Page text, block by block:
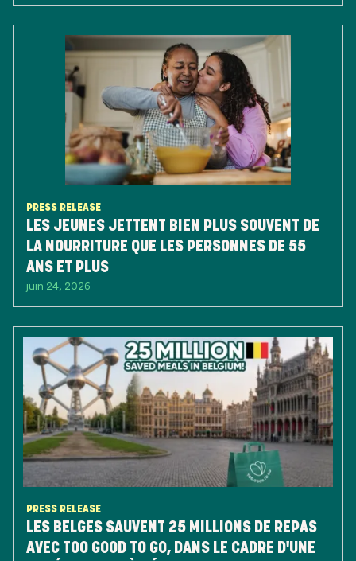
PRESS RELEASE
LES JEUNES JETTENT BIEN PLUS SOUVENT DE
LA NOURRITURE QUE LES PERSONNES DE 55
ANS ET PLUS
juin 24, 2026
PRESS RELEASE
LES BELGES SAUVENT 25 MILLIONS DE REPAS
AVEC TOO GOOD TO GO, DANS LE CADRE D'UNE